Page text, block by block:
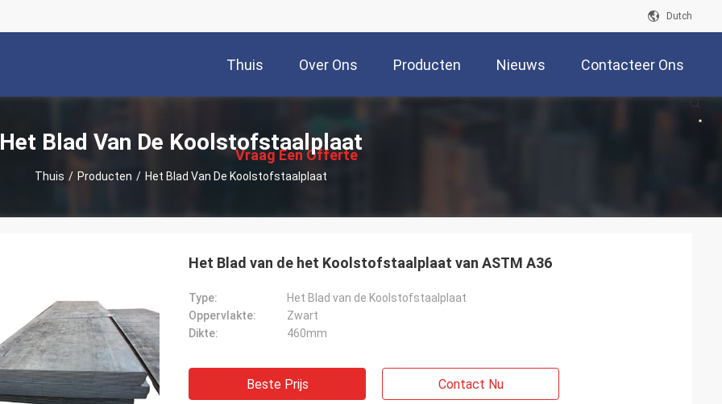
Dutch
Thuis Over Ons Producten Nieuws Contacteer Ons
述
Vraag Een Offerte
Aan
Het Blad Van De Koolstofstaalplaat
Thuis / Producten / Het Blad Van De Koolstofstaalplaat
Het Blad van de het Koolstofstaalplaat van ASTM A36
Type:
Het Blad van de Koolstofstaalplaat
Oppervlakte:
Zwart
Dikte:
460mm
Beste Prijs Contact Nu